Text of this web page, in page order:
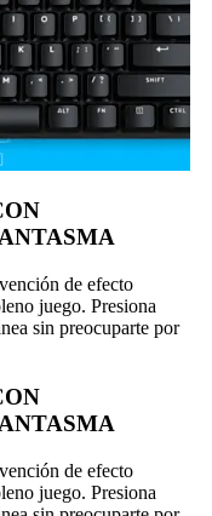
de efecto
juego. Presiona
sin preocuparte por
de efecto
juego. Presiona